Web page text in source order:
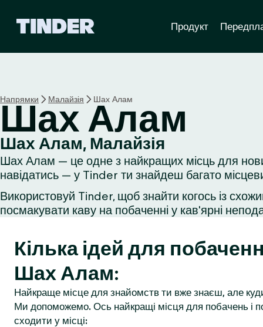
а
с
т
о
р
і
н
а
T
d
e
r
Продукт
Напрямки Малайзія Шах Алам
Шах Алам
Шах Алам, Малайзія
Шах Алам — це одне з найкращих місць для
навідатись — у Tinder ти знайдеш багато
Використовуй Tinder, щоб знайти когось із
посмакувати каву на побаченні у кав'ярні
Кілька ідей для
Шах Алам:
Найкраще місце для знайомств ти вже знаєш, але
Ми допоможемо. Ось найкращі місця для побачень і
сходити у місці: